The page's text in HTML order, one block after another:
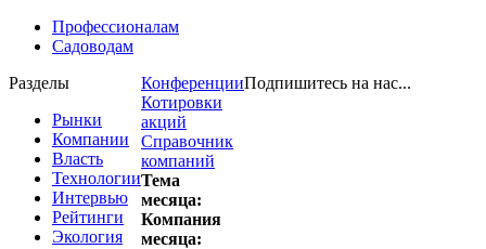
Профессионалам
Садоводам
Разделы
Рынки
Компании
Власть
Технологии
Интервью
Рейтинги
Экология
Конференции
Котировки
акций
Справочник
компаний
Тема
месяца:
Компания
месяца:
Подпишитесь на нас...